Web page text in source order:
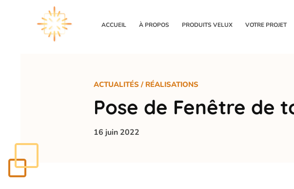
ACCUEIL À PROPOS PRODUITS VELUX VOTRE PROJET
ACTUALITÉS / RÉALISATIONS
Pose de Fenêtre de
16 juin 2022
Panneau de gestion des cookies